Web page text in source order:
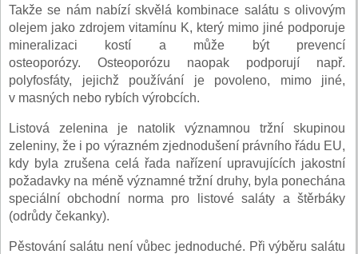
Takže se nám nabízí skvělá kombinace salátu s olivovým
olejem jako zdrojem vitamínu K, který mimo jiné podporuje
mineralizaci kostí a může být prevencí
osteoporózy. Osteoporózu naopak podporují např.
polyfosfáty, jejichž používání je povoleno, mimo jiné,
v masných nebo rybích výrobcích.
Listová zelenina je natolik významnou tržní skupinou
zeleniny, že i po výrazném zjednodušení právního řádu EU,
kdy byla zrušena celá řada nařízení upravujících jakostní
požadavky na méně významné tržní druhy, byla ponechána
speciální obchodní norma pro listové saláty a štěrbáky
(odrůdy čekanky).
Pěstování salátu není vůbec jednoduché. Při výběru salátu